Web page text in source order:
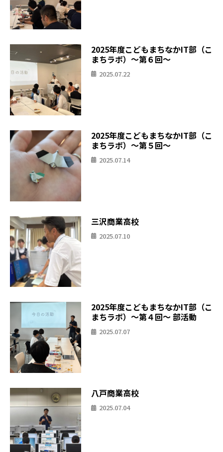
2025年度こどもまちなかIT部（こ
まちラボ）〜第６回〜
2025.07.22
2025年度こどもまちなかIT部（こ
まちラボ）〜第５回〜
2025.07.14
三沢商業高校
2025.07.10
2025年度こどもまちなかIT部（こ
まちラボ）〜第４回〜 部活動
2025.07.07
八戸商業高校
2025.07.04